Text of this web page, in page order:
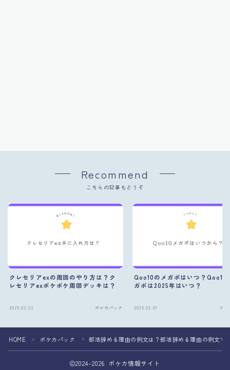
Recommend
こちらの記事もどうぞ
クレセリアexの周回のやり方は？ク
レセリアexポケポケ周回デッキは？
2025.02.03 ポケカパック
Qoo10のメガポはいつ？Qoo10
ガポは2025年はいつ？
2025.02.01 ポ
HOME ＞ ポケカパック ＞ 部活辞める理由の例文は？部活辞める理由の例文で
2024–2026 ポケカ情報サイト